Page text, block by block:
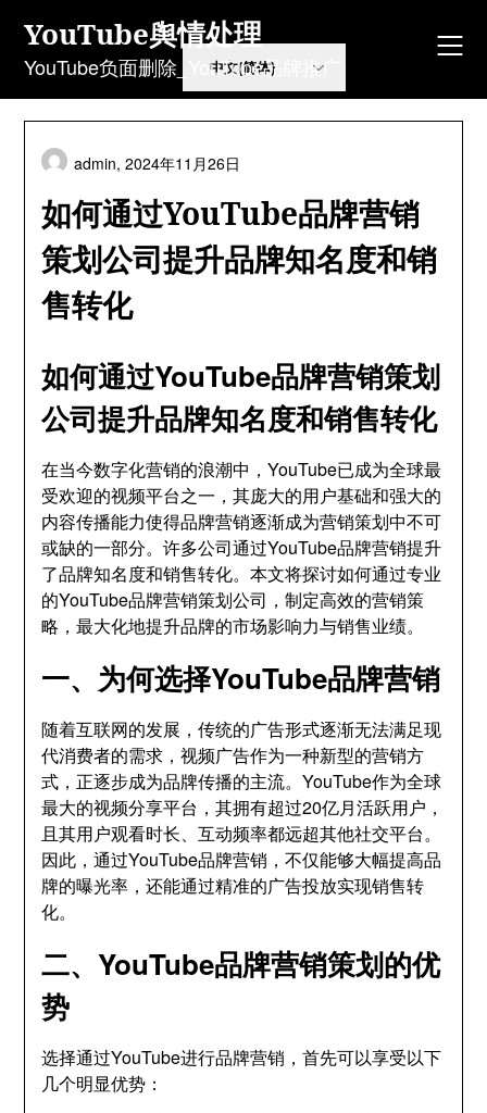
content
YouTube舆情处理
YouTube负面删除_YouTube品牌推广
如何通过YouTube品牌营销
策划公司提升品牌知名度和销
售转化
admin,2024年11月26日
如何通过YouTube品牌营销策划
公司提升品牌知名度和销售转化
在当今数字化营销的浪潮中，YouTube已成为全球最
受欢迎的视频平台之一，其庞大的用户基础和强大的
内容传播能力使得品牌营销逐渐成为营销策划中不可
或缺的一部分。许多公司通过YouTube品牌营销提升
了品牌知名度和销售转化。本文将探讨如何通过专业
的YouTube品牌营销策划公司，制定高效的营销策
略，最大化地提升品牌的市场影响力与销售业绩。
一、为何选择YouTube品牌营销
随着互联网的发展，传统的广告形式逐渐无法满足现
代消费者的需求，视频广告作为一种新型的营销方
式，正逐步成为品牌传播的主流。YouTube作为全球
最大的视频分享平台，其拥有超过20亿月活跃用户，
且其用户观看时长、互动频率都远超其他社交平台。
因此，通过YouTube品牌营销，不仅能够大幅提高品
牌的曝光率，还能通过精准的广告投放实现销售转
化。
二、YouTube品牌营销策划的优
势
选择通过YouTube进行品牌营销，首先可以享受以下
几个明显优势：